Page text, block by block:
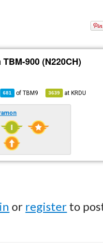
900 (N220CH)
681 ofTBM9 3639 atKRDU
or register to